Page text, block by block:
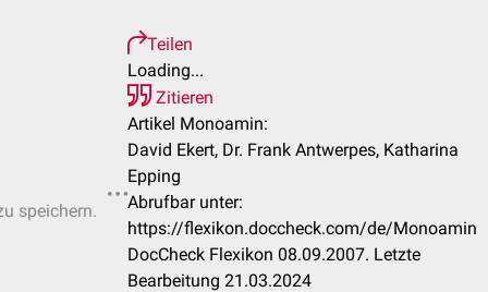
speichern.
Teilen
Loading...
Zitieren
Artikel Monoamin:
David Ekert, Dr. Frank Antwerpes, Katharina
Epping
Abrufbar unter:
https://flexikon.doccheck.com/de/Monoamin
DocCheck Flexikon 08.09.2007. Letzte
Bearbeitung 21.03.2024